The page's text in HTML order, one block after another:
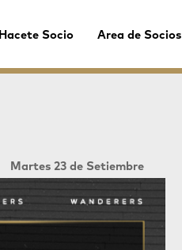
Hacete Socio Area de Socios
Martes 23 de Setiembre